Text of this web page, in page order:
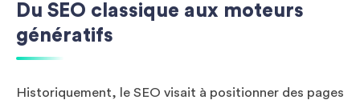
Du SEO classique aux moteurs
génératifs
Historiquement, le SEO visait à positionner des pages